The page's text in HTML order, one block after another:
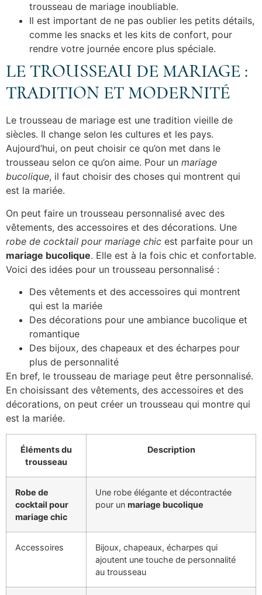
trousseau de mariage inoubliable.
Il est important de ne pas oublier les petits détails,
comme les snacks et les kits de confort, pour
rendre votre journée encore plus spéciale.
LE TROUSSEAU DE MARIAGE :
TRADITION ET MODERNITÉ
Le trousseau de mariage est une tradition vieille de
siècles. Il change selon les cultures et les pays.
Aujourd’hui, on peut choisir ce qu’on met dans le
trousseau selon ce qu’on aime. Pour un mariage
bucolique, il faut choisir des choses qui montrent qui
est la mariée.
On peut faire un trousseau personnalisé avec des
vêtements, des accessoires et des décorations. Une
robe de cocktail pour mariage chic est parfaite pour un
mariage bucolique. Elle est à la fois chic et confortable.
Voici des idées pour un trousseau personnalisé :
Des vêtements et des accessoires qui montrent
qui est la mariée
Des décorations pour une ambiance bucolique et
romantique
Des bijoux, des chapeaux et des écharpes pour
plus de personnalité
En bref, le trousseau de mariage peut être personnalisé.
En choisissant des vêtements, des accessoires et des
décorations, on peut créer un trousseau qui montre qui
est la mariée.
Éléments du
trousseau
Description
Robe de
cocktail pour
mariage chic
Une robe élégante et décontractée
pour un mariage bucolique
Accessoires
Bijoux, chapeaux, écharpes qui
ajoutent une touche de personnalité
au trousseau